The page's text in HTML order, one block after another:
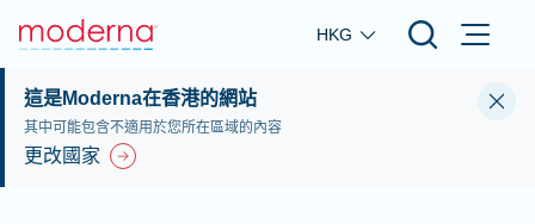
Skip to main content
HKG
這是Moderna在香港的網站
其中可能包含不適用於您所在區域的內容
更改國家